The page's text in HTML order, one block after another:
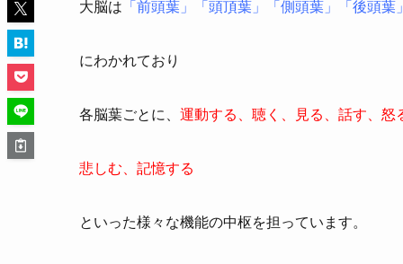
大脳は 「前頭葉」「頭頂葉」「側頭葉」「後頭葉
にわかれており
各脳葉ごとに、 運動する、聴く、見る、話す、怒
悲しむ、記憶する
といった様々な機能の中枢を担っています。